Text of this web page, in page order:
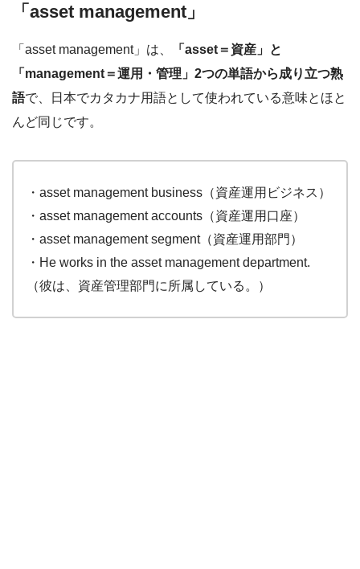
「asset management」
「asset management」は、
「asset＝資産」と
「management＝運用・管理」2つの単語から成り立つ熟
語で、日本でカタカナ用語として使われている意味とほと
んど同じです。
・asset management business（資産運用ビジネス）
・asset management accounts（資産運用口座）
・asset management segment（資産運用部門）
・He works in the asset management department.
（彼は、資産管理部門に所属している。）